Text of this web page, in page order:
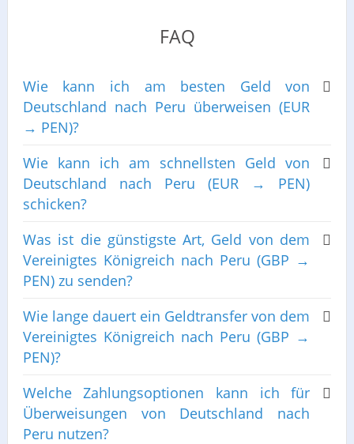
FAQ
Wie kann ich am besten Geld von
Deutschland nach Peru überweisen (EUR
→ PEN)?
Wie kann ich am schnellsten Geld von
Deutschland nach Peru (EUR → PEN)
schicken?
Was ist die günstigste Art, Geld von dem
Vereinigtes Königreich nach Peru (GBP →
PEN) zu senden?
Wie lange dauert ein Geldtransfer von dem
Vereinigtes Königreich nach Peru (GBP →
PEN)?
Welche Zahlungsoptionen kann ich für
Überweisungen von Deutschland nach
Peru nutzen?